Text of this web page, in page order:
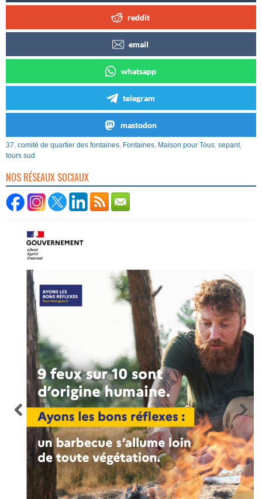
reddit
email
whatsapp
telegram
mastodon
37, comité de quartier des fontaines, Fontaines, Maison pour Tous, sepant,
tours sud
NOS RÉSEAUX SOCIAUX